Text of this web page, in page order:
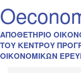
ΑΠΟΘΕΤΗΡΙΟ
ΤΟΥ ΚΕΝΤΡΟΥ
ΟΙΚΟΝΟΜΙΚΩΝ